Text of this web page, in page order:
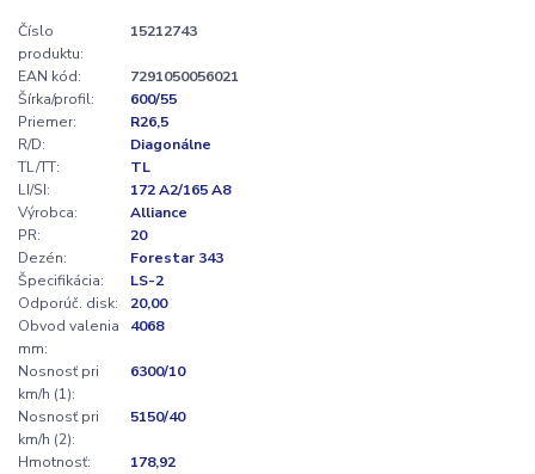
Číslo
produktu:
15212743
EAN kód:
7291050056021
Šírka/profil:
600/55
Priemer:
R26,5
R/D:
Diagonálne
TL/TT:
TL
LI/SI:
172 A2/165 A8
Výrobca:
Alliance
PR:
20
Dezén:
Forestar 343
Špecifikácia:
LS-2
Odporúč. disk:
20,00
Obvod valenia
mm:
4068
Nosnosť pri
km/h (1):
6300/10
Nosnosť pri
km/h (2):
5150/40
Hmotnosť:
178,92